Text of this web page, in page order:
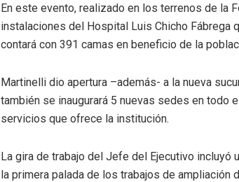
En este evento, realizado en los terrenos de la
instalaciones del Hospital Luis Chicho Fábrega
contará con 391 camas en beneficio de la
Martinelli dio apertura –además- a la nueva
también se inaugurará 5 nuevas sedes en todo
servicios que ofrece la institución.
La gira de trabajo del Jefe del Ejecutivo
la primera palada de los trabajos de